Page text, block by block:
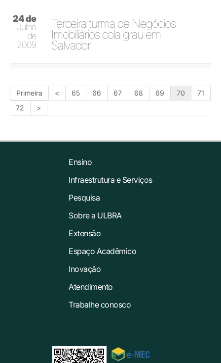
24 de
Julho
de
2009
Terceira turma de Negócios
Imobiliários cola grau em
Salvador
Primeira < 65 66 67 68 69 70
71
72
>
Ensino
Infraestrutura e Serviços
Pesquisa
Sobre a ULBRA
Extensão
Espaço Acadêmico
Inovação
Atendimento
Trabalhe conosco